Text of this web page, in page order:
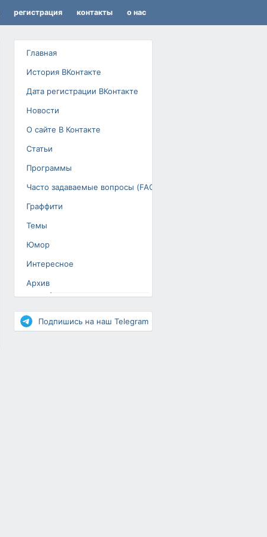
регистрация контакты о нас
Главная
История ВКонтакте
Дата регистрации ВКонтакте
Новости
О сайте В Контакте
Статьи
Программы
Часто задаваемые вопросы (FAQ)
Граффити
Темы
Юмор
Интересное
Архив
Повышение рейтинга
Подпишись на наш Telegram